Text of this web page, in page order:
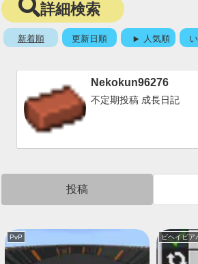
詳細検索
新着順 更新日順 人気順
Nekokun96276
不定期投稿 成長日記
投稿
PvP ビヘイビア